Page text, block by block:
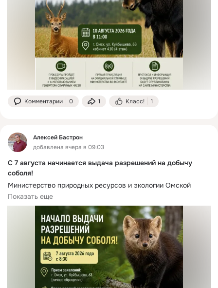
Комментарии 0 1 Класс! 1
Алексей Бастрон
добавлена вчера в 09:03
С 7 августа начинается выдача разрешений на добычу
соболя!
Министерство природных ресурсов и экологии Омской
области информирует о начале выдачи разрешений на
добычу соболя на сезон охоты 2026–2027 годов.
Прием заявлений стартует 7 августа 2026 года в 8:30.
Где получить разрешение?
При личном обращении — по адресу:
г. Омск, ул. Куйбышева, 63.
Перед подачей заявления необходимо оплатить:
• государственную пошлину — 650 рублей;
• сбор за пользование объектами животного мира — 120
Показать еще